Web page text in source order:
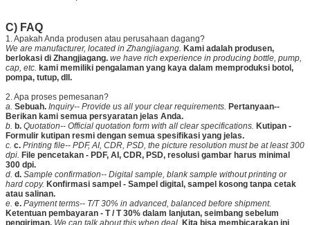
C) FAQ
1. Apakah Anda produsen atau perusahaan dagang?
We are manufacturer, located in Zhangjiagang. Kami adalah produsen,
berlokasi di Zhangjiagang. we have rich experience in producing bottle, pump,
cap, etc. kami memiliki pengalaman yang kaya dalam memproduksi botol,
pompa, tutup, dll.
2. Apa proses pemesanan?
a. Sebuah. Inquiry-- Provide us all your clear requirements. Pertanyaan--
Berikan kami semua persyaratan jelas Anda.
b. b. Quotation-- Official quotation form with all clear specifications. Kutipan -
Formulir kutipan resmi dengan semua spesifikasi yang jelas.
c. c. Printing file-- PDF, AI, CDR, PSD, the picture resolution must be at least 300
dpi. File pencetakan - PDF, AI, CDR, PSD, resolusi gambar harus minimal
300 dpi.
d. d. Sample confirmation-- Digital sample, blank sample without printing or
hard copy. Konfirmasi sampel - Sampel digital, sampel kosong tanpa cetak
atau salinan.
e. e. Payment terms-- T/T 30% in advanced, balanced before shipment.
Ketentuan pembayaran - T / T 30% dalam lanjutan, seimbang sebelum
pengiriman. We can talk about this when deal. Kita bisa membicarakan ini